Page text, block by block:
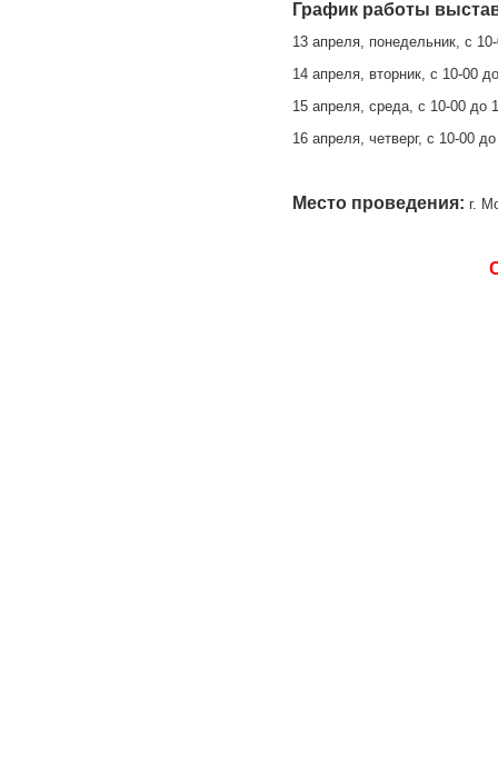
График работы
13 апреля, понедельник, c
14 апреля, вторник, c 10-00
15 апреля, среда, c 10-00 до
16 апреля, четверг, c 10-00
Место проведения: г.